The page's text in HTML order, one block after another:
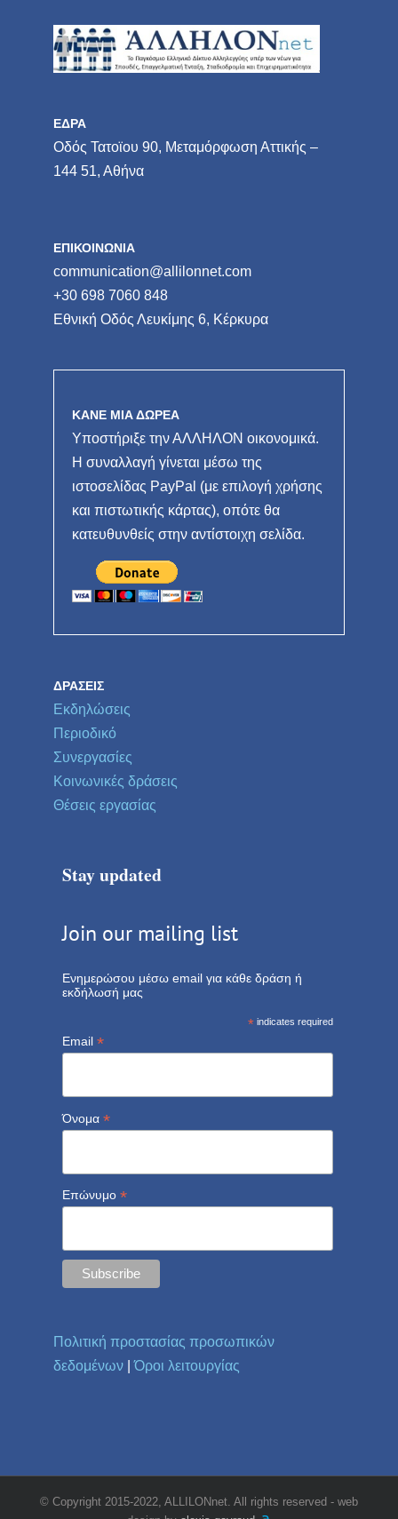
ΕΔΡΑ
Οδός Τατοϊου 90, Μεταμόρφωση Αττικής –
144 51, Αθήνα
ΕΠΙΚΟΙΝΩΝΙΑ
communication@allilonnet.com
+30 698 7060 848
Εθνική Οδός Λευκίμης 6, Κέρκυρα
ΚΑΝΕ ΜΙΑ ΔΩΡΕΑ
Υποστήριξε την ΑΛΛΗΛΟΝ οικονομικά.
Η συναλλαγή γίνεται μέσω της
ιστοσελίδας PayPal (με επιλογή χρήσης
και πιστωτικής κάρτας), οπότε θα
κατευθυνθείς στην αντίστοιχη σελίδα.
ΔΡΆΣΕΙΣ
Εκδηλώσεις
Περιοδικό
Συνεργασίες
Κοινωνικές δράσεις
Θέσεις εργασίας
Stay updated
Join our mailing list
Ενημερώσου μέσω email για κάθε δράση ή
εκδήλωσή μας
* indicates required
Email *
Όνομα *
Επώνυμο *
Πολιτική προστασίας προσωπικών
δεδομένων |Όροι λειτουργίας
© Copyright 2015-2022, ALLILONnet. All rights reserved - web